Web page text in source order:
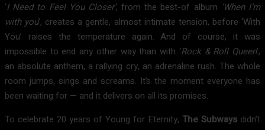
‘I Need to Feel You Closer’, from the best-of album ‘When I’m
with you’, creates a gentle, almost intimate tension, before ‘With
You’ raises the temperature again. And of course, it was
impossible to end any other way than with ‘Rock & Roll Queen’,
an absolute anthem, a rallying cry, an adrenaline rush. The whole
room jumps, sings and screams. It’s the moment everyone has
been waiting for — and it delivers on all its promises.
To celebrate 20 years of Young for Eternity, The Subways didn’t